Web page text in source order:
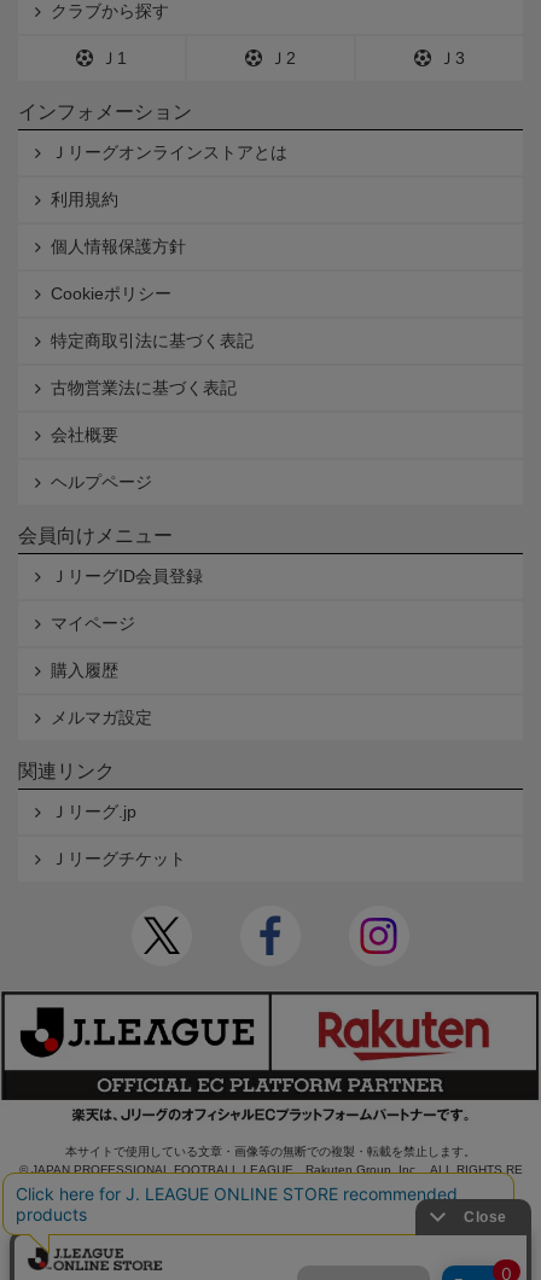
クラブから探す
Ｊ1 Ｊ2 Ｊ3
インフォメーション
Ｊリーグオンラインストアとは
利用規約
個人情報保護方針
Cookieポリシー
特定商取引法に基づく表記
古物営業法に基づく表記
会社概要
ヘルプページ
会員向けメニュー
ＪリーグID会員登録
マイページ
購入履歴
メルマガ設定
関連リンク
Ｊリーグ.jp
Ｊリーグチケット
本サイトで使用している文章・画像等の無断での複製・転載を禁止します。
© JAPAN PROFESSIONAL FOOTBALL LEAGUE Rakuten Group, Inc. ALL RIGHTS RE
SERVED.